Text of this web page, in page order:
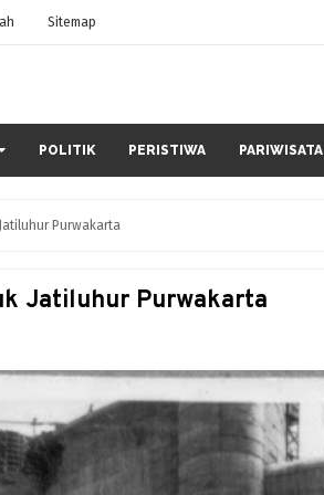
Sitemap
POLITIK PERISTIWA PARIWISATA
Purwakarta
Jatiluhur Purwakarta